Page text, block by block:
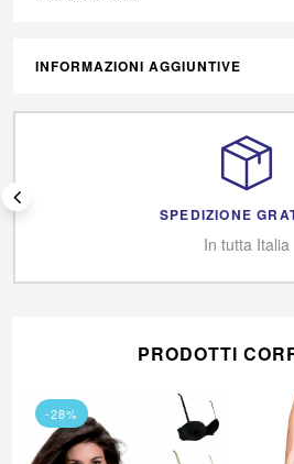
INFORMAZIONI AGGIUNTIVE
SPEDIZIONE
In tutta Italia
PRODOTTI
-28%